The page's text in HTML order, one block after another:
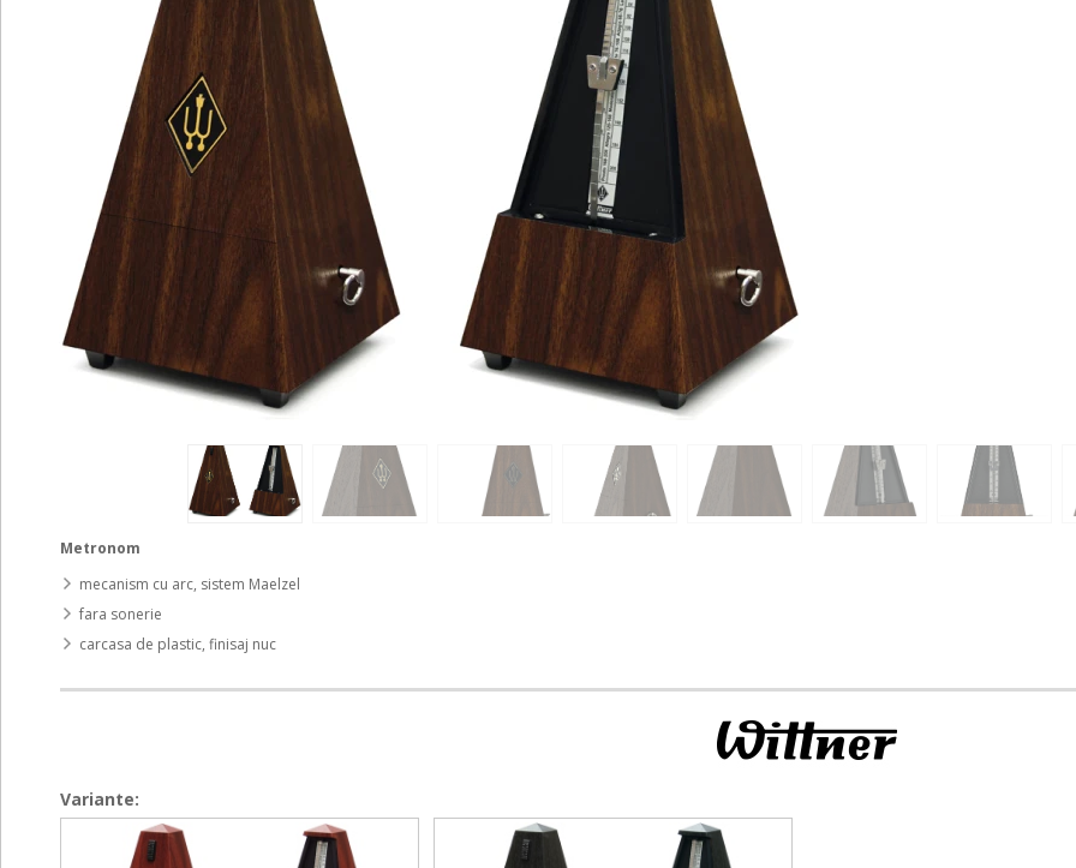
Metronom
mecanism cu arc, sistem Maelzel
fara sonerie
carcasa de plastic, finisaj nuc
Variante: